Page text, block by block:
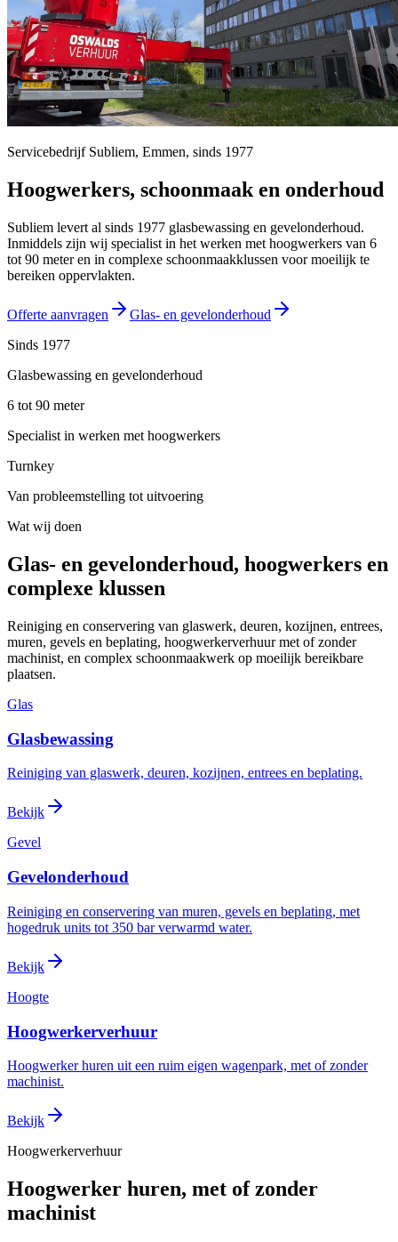
Servicebedrijf Subliem, Emmen, sinds 1977
Hoogwerkers, schoonmaak en onderhoud
Subliem levert al sinds 1977 glasbewassing en gevelonderhoud.
Inmiddels zijn wij specialist in het werken met hoogwerkers van 6
tot 90 meter en in complexe schoonmaakklussen voor moeilijk te
bereiken oppervlakten.
Offerte aanvragen
Glas- en gevelonderhoud
Sinds 1977
Glasbewassing en gevelonderhoud
6 tot 90 meter
Specialist in werken met hoogwerkers
Turnkey
Van probleemstelling tot uitvoering
Wat wij doen
Glas- en gevelonderhoud, hoogwerkers en
complexe klussen
Reiniging en conservering van glaswerk, deuren, kozijnen, entrees,
muren, gevels en beplating, hoogwerkerverhuur met of zonder
machinist, en complex schoonmaakwerk op moeilijk bereikbare
plaatsen.
Glas
Glasbewassing
Reiniging van glaswerk, deuren, kozijnen, entrees en beplating.
Bekijk
Gevel
Gevelonderhoud
Reiniging en conservering van muren, gevels en beplating, met
hogedruk units tot 350 bar verwarmd water.
Bekijk
Hoogte
Hoogwerkerverhuur
Hoogwerker huren uit een ruim eigen wagenpark, met of zonder
machinist.
Bekijk
Hoogwerkerverhuur
Hoogwerker huren, met of zonder
machinist